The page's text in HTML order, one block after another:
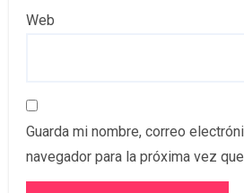
Web
Guarda mi nombre, correo
navegador para la próxima vez